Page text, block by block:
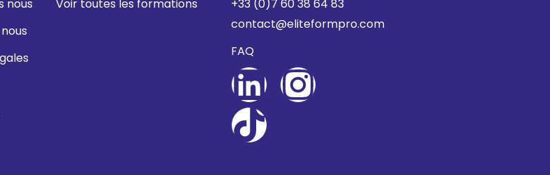
nous
Voir toutes les formations
+33 (0)7 60 38 64 83
contact@eliteformpro.com
FAQ